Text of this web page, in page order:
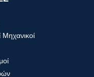
Μηχανικοί